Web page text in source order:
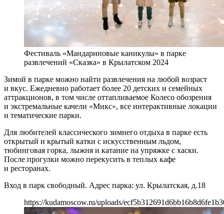
Фестиваль «Мандариновые каникулы» в парке
развлечений «Сказка» в Крылатском 2024
Зимой в парке можно найти развлечения на любой возраст
и вкус. Ежедневно работает более 20 детских и семейных
аттракционов, в том числе оттапливаемое Колесо обозрения
и экстремальные качели «Микс», все интерактивные локации
и тематические парки.
Для любителей классического зимнего отдыха в парке есть
открытый и крытый катки с искусственным льдом,
тюбинговая горка, лыжня и катание на упряжке с хаски.
После прогулки можно перекусить в теплых кафе
и ресторанах.
Вход в парк свободный. Адрес парка: ул. Крылатская, д.18
https://kudamoscow.ru/uploads/